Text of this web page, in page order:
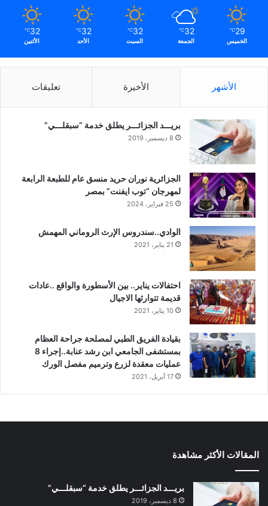
29
℃
الخميس
32
℃
الجمعة
32
℃
السبت
32
℃
الأحد
32
℃
الأثنين
الأشهر الأخيرة تعليقات
بريـــد الجزائـــر يطلق خدمة “سبقلـــي”
8 ديسمبر، 2019
الجزائرية نوران حريد منسق عام للطبعة الرابعة
لمهرجان “توب ايفنت” بمصر
25 فبراير، 2024
الوادي..سندروس الإرث الروماني المهمش
21 يناير، 2021
احتفالات يناير.. بين الأسطورة والواقع ..عادات
قديمة تتوارثها الاجيال
10 يناير، 2021
بقيادة الفريق الطبي لمصلحة جراحة العظام
بمستشفى الجامعي ابن رشد عنابة..إجراء 8
عمليات معقدة لزرع وترميم مفصل الورك
17 أبريل، 2021
المقالات الأكثر مشاهدة
بريـــد الجزائـــر يطلق خدمة “سبقلـــي”
8 ديسمبر، 2019